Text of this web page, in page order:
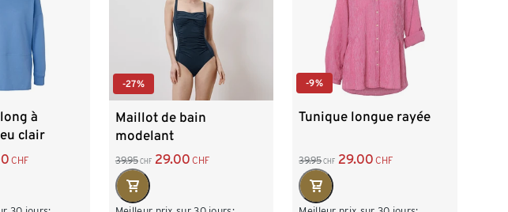
à
clair
CHF
-27%
Maillot de bain
modelant
39.95 CHF 29.00 CHF
-9%
Tunique longue rayée
39.95 CHF 29.00 CHF